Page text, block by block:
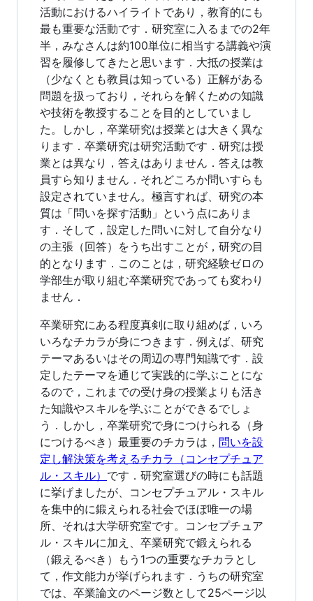
活動におけるハイライトであり，教育的にも
最も重要な活動です．研究室に入るまでの2年
半，みなさんは約100単位に相当する講義や演
習を履修してきたと思います．大抵の授業は
（少なくとも教員は知っている）正解がある
問題を扱っており，それらを解くための知識
や技術を教授することを目的としていまし
た。しかし，卒業研究は授業とは大きく異な
ります．卒業研究は研究活動です．研究は授
業とは異なり，答えはありません．答えは教
員すら知りません．それどころか問いすらも
設定されていません。極言すれば、研究の本
質は「問いを探す活動」という点にありま
す．そして，設定した問いに対して自分なり
の主張（回答）をうち出すことが，研究の目
的となります．このことは，研究経験ゼロの
学部生が取り組む卒業研究であっても変わり
ません．
卒業研究にある程度真剣に取り組めば，いろ
いろなチカラが身につきます．例えば、研究
テーマあるいはその周辺の専門知識です．設
定したテーマを通じて実践的に学ぶことにな
るので，これまでの受け身の授業よりも活き
た知識やスキルを学ぶことができるでしょ
う．しかし，卒業研究で身につけられる（身
につけるべき）最重要のチカラは， 問いを設
定し解決策を考えるチカラ（コンセプチュア
ル・スキル） です．研究室選びの時にも話題
に挙げましたが、コンセプチュアル・スキル
を集中的に鍛えられる社会でほぼ唯一の場
所、それは大学研究室です。コンセプチュア
ル・スキルに加え、卒業研究で鍛えられる
（鍛えるべき）もう1つの重要なチカラとし
て，作文能力が挙げられます．うちの研究室
では、卒業論文のページ数として25ページ以